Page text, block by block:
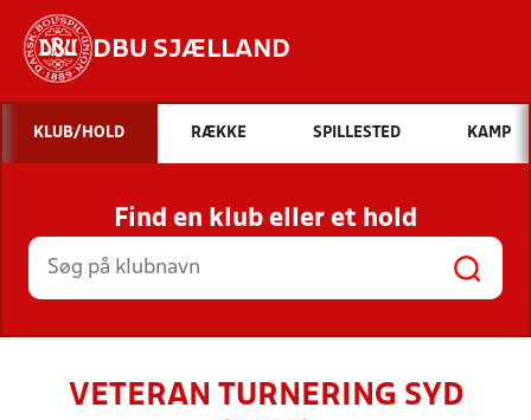
DBU SJÆLLAND
Hvad vil du søge efter?
INDHOLD OG NYHEDER
STILLINGER, RESULTATER, KLUBBER OG
HOLD
KLUB/HOLD RÆKKE SPILLESTED KAMP
Find en klub eller et hold
VETERAN TURNERING SYD